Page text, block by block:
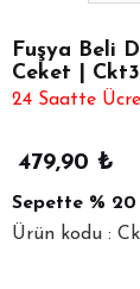
Fuşya Beli
Ceket |
24 Saatte
479,90 ₺
Sepette % 20
Ürün kodu :